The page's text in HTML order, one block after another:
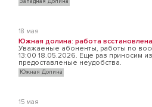
18 мая
Южная долина: работа всстановлена
Уважаеные абоненты, работы по
13:00 18.05.2026. Еще раз приносим
предоставленые неудобства.
Южная Долина
15 мая